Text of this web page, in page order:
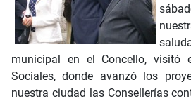
municipal en el Concello, visitó
Sociales, donde avanzó los
nuestra ciudad las Consellerías